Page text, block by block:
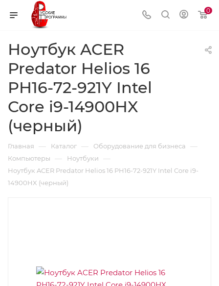
0
Ноутбук ACER
Predator Helios 16
PH16-72-921Y Intel
Core i9-14900HX
(черный)
Главная — Каталог — Оборудование для бизнеса —
Компьютеры — Ноутбуки —
Ноутбук ACER Predator Helios 16 PH16-72-921Y Intel Core i9-
14900HX (черный)